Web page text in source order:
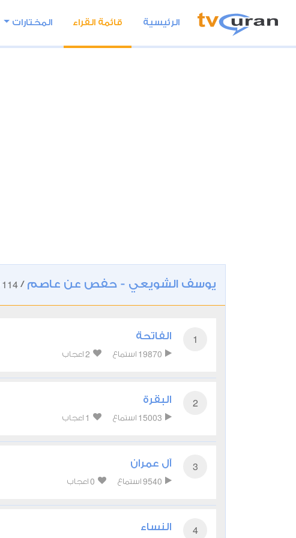
الرئيسية قائمة القراء المختارات
يوسف الشويعي - حفص عن عاصم /
114
1 الفاتحة
19870 استماع 2 اعجاب
2 البقرة
15003 استماع 1 اعجاب
3 آل عمران
9540 استماع 0 اعجاب
4 النساء